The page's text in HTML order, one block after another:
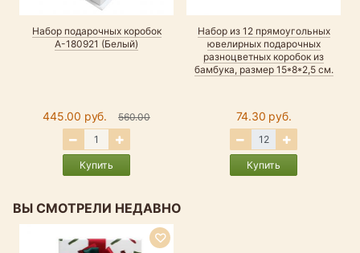
Набор подарочных коробок
А-180921 (Белый)
445.00 руб. 560.00
Купить
Набор из 12 прямоугольных
ювелирных подарочных
разноцветных коробок из
бамбука, размер 15*8*2,5 см.
74.30 руб.
Купить
ВЫ СМОТРЕЛИ НЕДАВНО